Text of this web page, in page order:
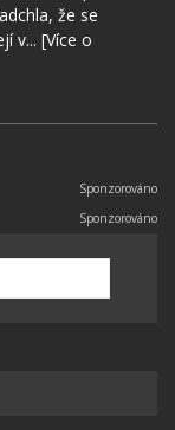
že se
v... [Více o